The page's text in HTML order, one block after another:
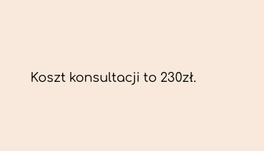
Koszt konsultacji to 230zł.